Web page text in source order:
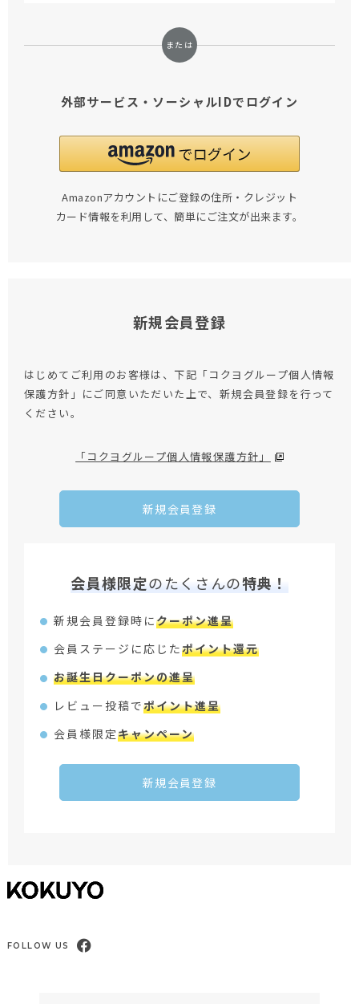
外部サービス・ソーシャルIDでログイン
Amazonアカウントにご登録の住所・クレジット
カード情報を利用して、簡単にご注文が出来ます。
新規会員登録
はじめてご利用のお客様は、下記「コクヨグループ個人情報
保護方針」にご同意いただいた上で、新規会員登録を行って
ください。
「コクヨグループ個人情報保護方針」
新規会員登録
会員様限定のたくさんの特典！
新規会員登録時にクーポン進呈
会員ステージに応じたポイント還元
お誕生日クーポンの進呈
レビュー投稿でポイント進呈
会員様限定キャンペーン
新規会員登録
FOLLOW US